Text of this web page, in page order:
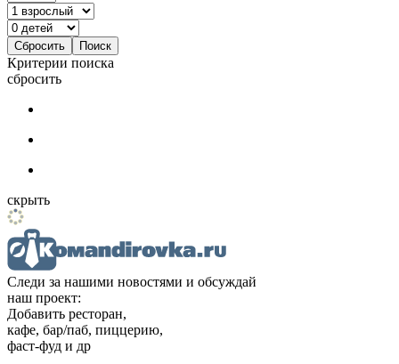
Критерии поиска
сбросить
скрыть
Следи за нашими новостями и обсуждай
наш проект:
Добавить ресторан,
кафе, бар/паб, пиццерию,
фаст-фуд и др